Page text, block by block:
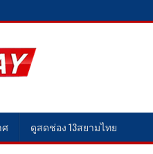
ศ ดูสดช่อง 13สยามไทย